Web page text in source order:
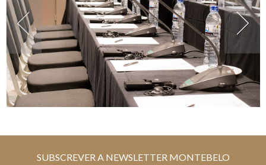
SUBSCREVER A NEWSLETTER MONTEBELO